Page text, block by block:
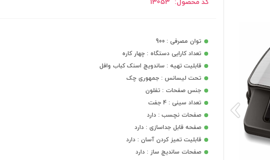
کد محصول: 13053
توان مصرفی : 900
تعداد کارایی دستگاه : چهار کاره
قابلیت تهیه : ساندویچ اسنک کباب وافل
تحت لیسانس : جمهوری چک
جنس صفحات : تفلون
تعداد سینی : 4 جفت
صفحات نچسب : دارد
صفحه قابل جداسازی : دارد
قابلیت تمیز کردن آسان : دارد
صفحات ساندیچ ساز : دارد